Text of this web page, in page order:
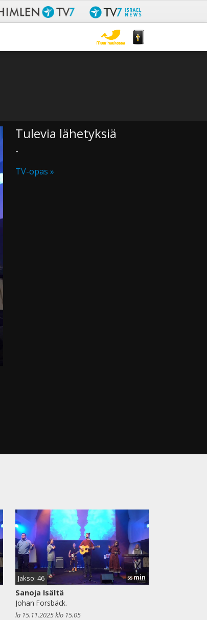
Tulevia lähetyksiä
-
TV-opas »
Jakso: 46 55min
Sanoja Isältä
Johan Forsbäck.
la 15.11.2025 klo 15.05